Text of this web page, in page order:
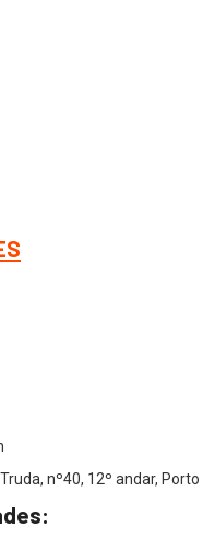
nº40, 12º andar,